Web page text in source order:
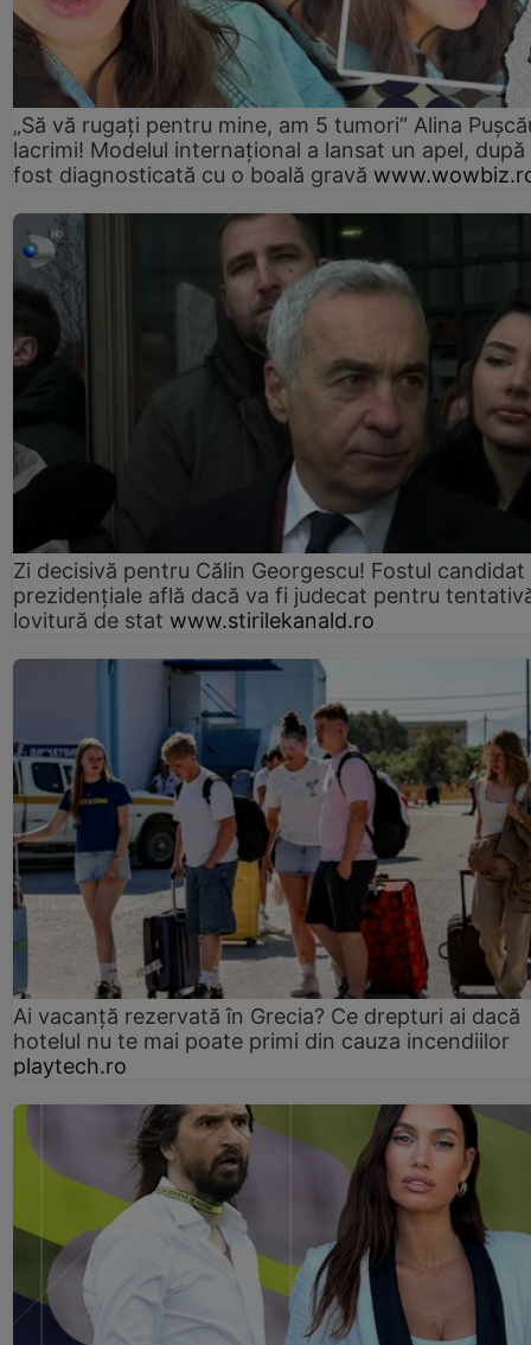
„Să vă rugați pentru mine, am 5 tumori” Alina
lacrimi! Modelul internațional a lansat un apel, după
fost diagnosticată cu o boală gravă
Zi decisivă pentru Călin Georgescu! Fostul candidat
prezidențiale află dacă va fi judecat pentru
lovitură de stat www.stirilekanald.ro
Ai vacanță rezervată în Grecia? Ce drepturi ai dacă
hotelul nu te mai poate primi din cauza incendiilor
playtech.ro